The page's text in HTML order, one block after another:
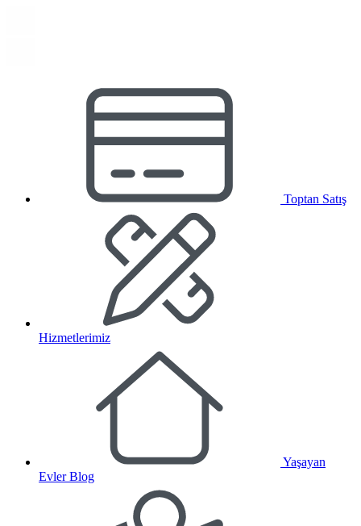
Toptan Satış
Hizmetlerimiz
Yaşayan
Evler Blog